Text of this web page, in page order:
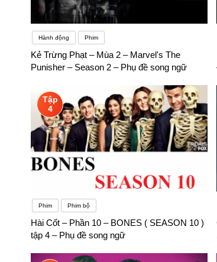
Hành động Phim
Kẻ Trừng Phạt – Mùa 2 – Marvel's The
Punisher – Season 2 – Phụ đề song ngữ
Tập
4
Phim Phim bộ
Hài Cốt – Phần 10 – BONES ( SEASON 10 )
tập 4 – Phụ đề song ngữ